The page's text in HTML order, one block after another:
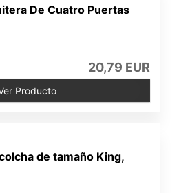
De Cuatro Puertas
20,79 EUR
Producto
de tamaño King,